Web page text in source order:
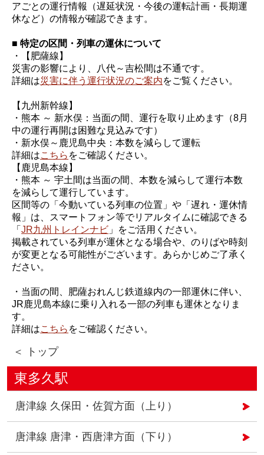
アごとの運行情報（遅延状況・今後の運転計画・長期運
休など）の情報が確認できます。
■ 特定の区間・列車の運休について
・【肥薩線】
災害の影響により、八代～吉松間は不通です。
詳細は災害に伴う運行状況のご案内をご覧ください。
【九州新幹線】
・熊本 ～ 新水俣：当面の間、運行を取り止めます（8月
中の運行再開は困難な見込みです）
・新水俣～鹿児島中央：本数を減らして運転
詳細はこちら をご確認ください。
【鹿児島本線】
・熊本 ～ 宇土間は当面の間、本数を減らして運行本数
を減らして運行しています。
区間等の「今動いている列車の位置」や「遅れ・運休情
報」は、スマートフォン等でリアルタイムに確認できる
「JR九州トレインナビ 」をご活用ください。
掲載されている列車が運休となる場合や、のりばや時刻
が変更となる可能性がございます。あらかじめご了承く
ださい。
・当面の間、肥薩おれんじ鉄道線内の一部運休に伴い、
JR鹿児島本線に乗り入れる一部の列車も運休となりま
す。
詳細はこちら をご確認ください。
＜ トップ
東多久駅
唐津線 久保田・佐賀方面（上り）
唐津線 唐津・西唐津方面（下り）